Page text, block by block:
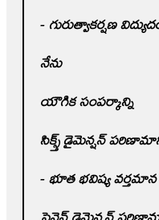
- గురుత్వాకర్షణ
నేను
యౌగిక సంపర్కాన్ని
సిక్స్త్‌ డైమెన్షన్‌
- భూత భవిష్య
సెవెన్త్‌ డైమెన్షన్‌